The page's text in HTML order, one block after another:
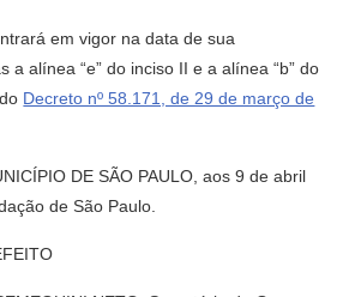
em vigor na data de sua
a alínea “e” do inciso II e a alínea “b” do
Decreto nº 58.171, de 29 de março de
DE SÃO PAULO, aos 9 de abril
de São Paulo.